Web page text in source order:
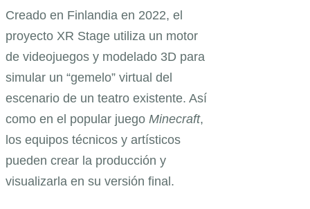
Creado en Finlandia en 2022, el
proyecto XR Stage utiliza un motor
de videojuegos y modelado 3D para
simular un “gemelo” virtual del
escenario de un teatro existente. Así
como en el popular juego Minecraft,
los equipos técnicos y artísticos
pueden crear la producción y
visualizarla en su versión final.